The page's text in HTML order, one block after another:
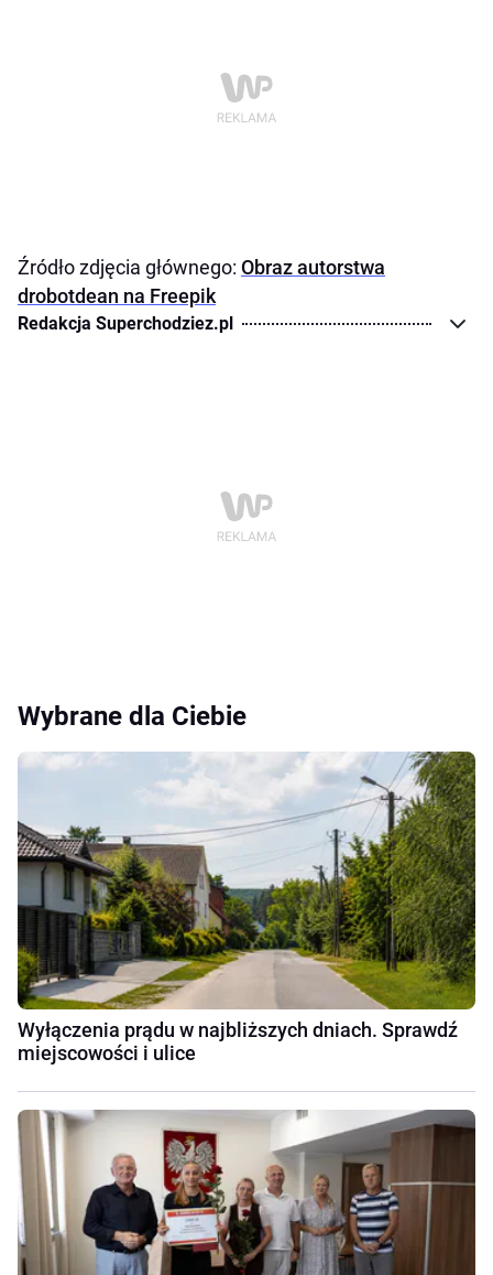
Źródło zdjęcia głównego: Obraz autorstwa
drobotdean na Freepik
Redakcja Superchodziez.pl
Wybrane dla Ciebie
Wyłączenia prądu w najbliższych dniach. Sprawdź
miejscowości i ulice